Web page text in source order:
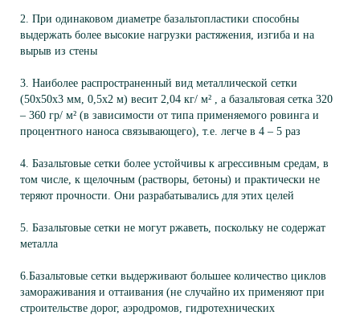
2. При одинаковом диаметре базальтопластики способны
выдержать более высокие нагрузки растяжения, изгиба и на
вырыв из стены
3. Наиболее распространенный вид металлической сетки
(50х50х3 мм, 0,5х2 м) весит 2,04 кг/ м² , а базальтовая сетка 320
– 360 гр/ м² (в зависимости от типа применяемого ровинга и
процентного наноса связывающего), т.е. легче в 4 – 5 раз
4. Базальтовые сетки более устойчивы к агрессивным средам, в
том числе, к щелочным (растворы, бетоны) и практически не
теряют прочности. Они разрабатывались для этих целей
5. Базальтовые сетки не могут ржаветь, поскольку не содержат
металла
6.Базальтовые сетки выдерживают большее количество циклов
замораживания и оттаивания (не случайно их применяют при
строительстве дорог, аэродромов, гидротехнических